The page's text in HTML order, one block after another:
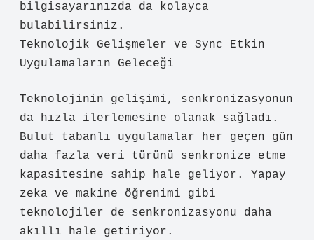
bilgisayarınızda da kolayca
bulabilirsiniz.
Teknolojik Gelişmeler ve Sync Etkin
Uygulamaların Geleceği
Teknolojinin gelişimi, senkronizasyonun
da hızla ilerlemesine olanak sağladı.
Bulut tabanlı uygulamalar her geçen gün
daha fazla veri türünü senkronize etme
kapasitesine sahip hale geliyor. Yapay
zeka ve makine öğrenimi gibi
teknolojiler de senkronizasyonu daha
akıllı hale getiriyor.